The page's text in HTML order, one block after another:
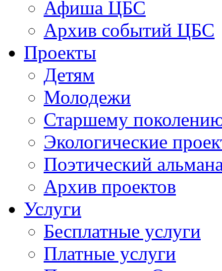
Афиша ЦБС
Архив событий ЦБС
Проекты
Детям
Молодежи
Старшему
Экологические
Поэтический
Архив проектов
Услуги
Бесплатные услуги
Платные услуги